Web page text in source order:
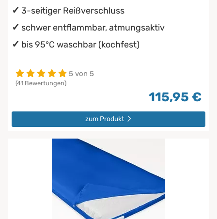
3-seitiger Reißverschluss
schwer entflammbar, atmungsaktiv
bis 95°C waschbar (kochfest)
5 von 5
(41 Bewertungen)
115,95 €
zum Produkt